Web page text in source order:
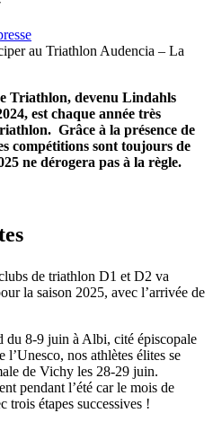
Triathlon, devenu Lindahls
est chaque année très
Grâce à la présence de
compétitions sont toujours de
ne dérogera pas à la règle.
de triathlon D1 et D2 va
la saison 2025, avec l’arrivée de
du 8-9 juin à Albi, cité épiscopale
nos athlètes élites se
de Vichy les 28-29 juin.
pendant l’été car le mois de
trois étapes successives !